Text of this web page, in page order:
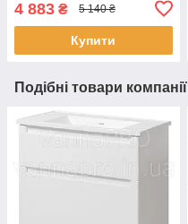
4 883 ₴ 5 140 ₴
Купити
Подібні товари компанії